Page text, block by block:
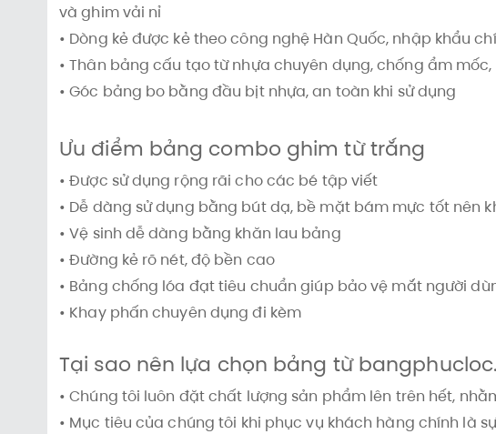
và ghim vải nỉ
• Dòng kẻ được kẻ theo công nghệ Hàn Quốc, nhập khẩu
• Thân bảng cấu tạo từ nhựa chuyên dụng, chống ẩm
• Góc bảng bo bằng đầu bịt nhựa, an toàn khi sử dụng
Ưu điểm bảng combo ghim từ trắng
• Được sử dụng rộng rãi cho các bé tập viết
• Dễ dàng sử dụng bằng bút dạ, bề mặt bám mực tốt nên
• Vệ sinh dễ dàng bằng khăn lau bảng
• Đường kẻ rõ nét, độ bền cao
• Bảng chống lóa đạt tiêu chuẩn giúp bảo vệ mắt người
• Khay phấn chuyên dụng đi kèm
Tại sao nên lựa chọn bảng từ
• Chúng tôi luôn đặt chất lượng sản phẩm lên trên hết,
• Mục tiêu của chúng tôi khi phục vụ khách hàng chính là